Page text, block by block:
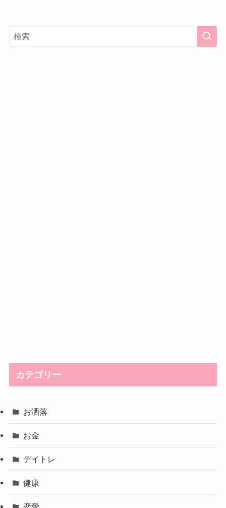
カテゴリー
お洒落
お金
デイトレ
健康